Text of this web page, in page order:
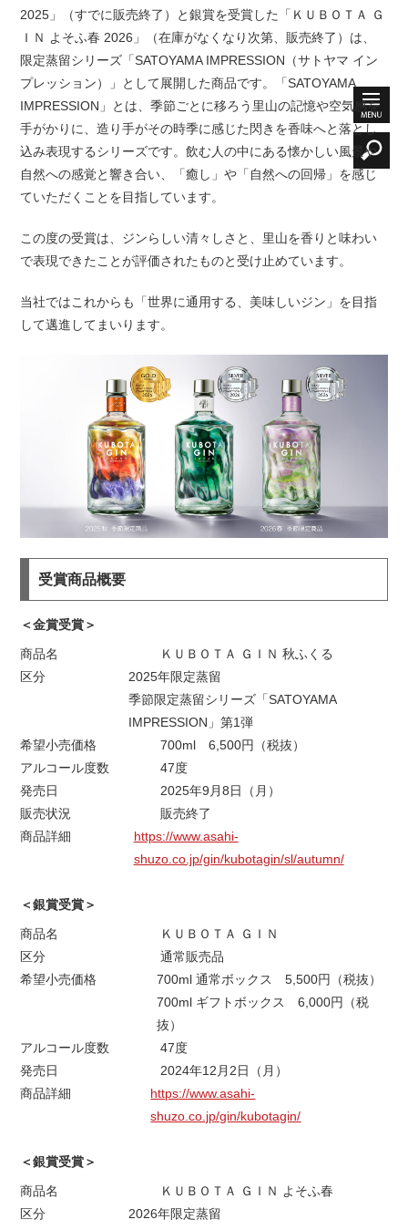
2025」（すでに販売終了）と銀賞を受賞した「ＫＵＢＯＴＡ Ｇ
ＩＮ よそふ春 2026」（在庫がなくなり次第、販売終了）は、
限定蒸留シリーズ「SATOYAMA IMPRESSION（サトヤマ イン
プレッション）」として展開した商品です。「SATOYAMA
IMPRESSION」とは、季節ごとに移ろう里山の記憶や空気感を
手がかりに、造り手がその時季に感じた閃きを香味へと落とし
込み表現するシリーズです。飲む人の中にある懐かしい風景や
自然への感覚と響き合い、「癒し」や「自然への回帰」を感じ
ていただくことを目指しています。
この度の受賞は、ジンらしい清々しさと、里山を香りと味わい
で表現できたことが評価されたものと受け止めています。
当社ではこれからも「世界に通用する、美味しいジン」を目指
して邁進してまいります。
受賞商品概要
＜金賞受賞＞
商品名
ＫＵＢＯＴＡ ＧＩＮ 秋ふくる
区分
2025年限定蒸留
季節限定蒸留シリーズ「SATOYAMA
IMPRESSION」第1弾
希望小売価格
700ml 6,500円（税抜）
アルコール度数
47度
発売日
2025年9月8日（月）
販売状況
販売終了
商品詳細
https://www.asahi-
shuzo.co.jp/gin/kubotagin/sl/autumn/
＜銀賞受賞＞
商品名
ＫＵＢＯＴＡ ＧＩＮ
区分
通常販売品
希望小売価格
700ml 通常ボックス 5,500円（税抜）
700ml ギフトボックス 6,000円（税
抜）
アルコール度数
47度
発売日
2024年12月2日（月）
商品詳細
https://www.asahi-
shuzo.co.jp/gin/kubotagin/
＜銀賞受賞＞
商品名
ＫＵＢＯＴＡ ＧＩＮ よそふ春
区分
2026年限定蒸留